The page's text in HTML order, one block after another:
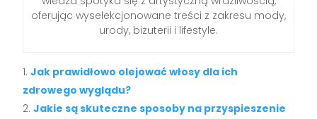
oferując wyselekcjonowane treści z zakresu mody,
urody, biżuterii i lifestyle.
Jak prawidłowo olejować włosy dla ich
zdrowego wyglądu?
Jakie są skuteczne sposoby na przyspieszenie